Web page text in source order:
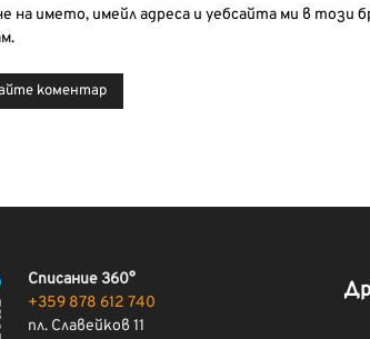
на името, имейл адреса и уебсайта ми в този
Списание 360°
+359 878 612 740
пл. Славейков 11